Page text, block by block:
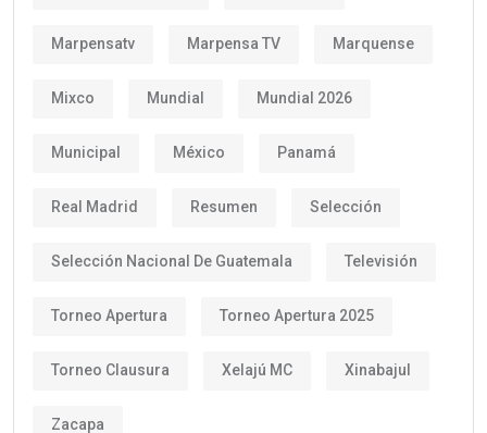
Marpensatv Marpensa TV Marquense
Mixco Mundial Mundial 2026
Municipal México Panamá
Real Madrid Resumen Selección
Selección Nacional De Guatemala Televisión
Torneo Apertura Torneo Apertura 2025
Torneo Clausura Xelajú MC Xinabajul
Zacapa